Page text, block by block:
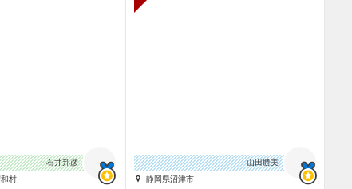
石井邦彦
村
山田勝美
静岡県沼津市